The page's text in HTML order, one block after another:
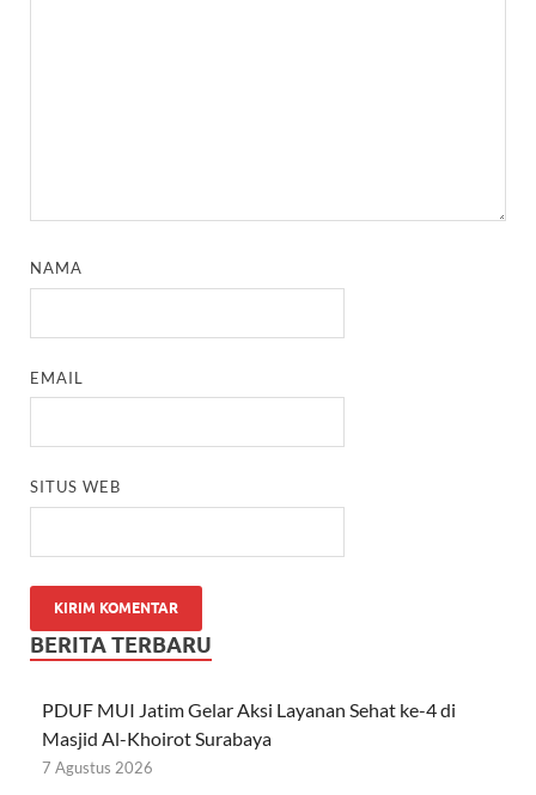
NAMA
EMAIL
SITUS WEB
BERITA TERBARU
PDUF MUI Jatim Gelar Aksi Layanan Sehat ke-4 di
Masjid Al-Khoirot Surabaya
7 Agustus 2026